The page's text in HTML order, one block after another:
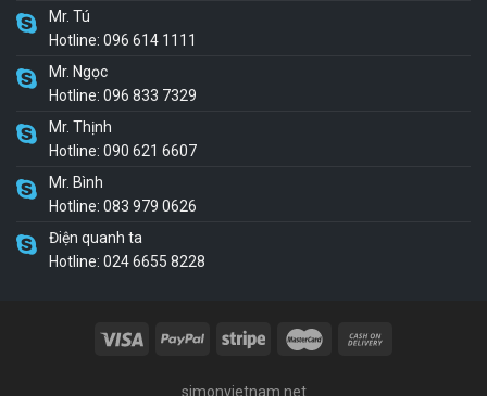
Mr. Tú
Hotline: 096 614 1111
Mr. Ngọc
Hotline: 096 833 7329
Mr. Thịnh
Hotline: 090 621 6607
Mr. Bình
Hotline: 083 979 0626
Điện quanh ta
Hotline: 024 6655 8228
simonvietnam.net